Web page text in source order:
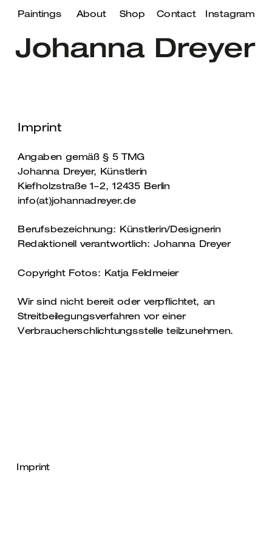
Instagram
Contact
Paintings About Shop
Imprint
Angaben gemäß § 5 TMG
Johanna Dreyer, Künstlerin
Kiefholzstraße 1–2, 12435 Berlin
info(at)johannadreyer.de
Berufsbezeichnung: Künstlerin/Designerin
Redaktionell verantwortlich: Johanna Dreyer
Copyright Fotos: Katja Feldmeier
Wir sind nicht bereit oder verpflichtet, an
Streitbeilegungsverfahren vor einer
Verbraucherschlichtungsstelle teilzunehmen.
Imprint